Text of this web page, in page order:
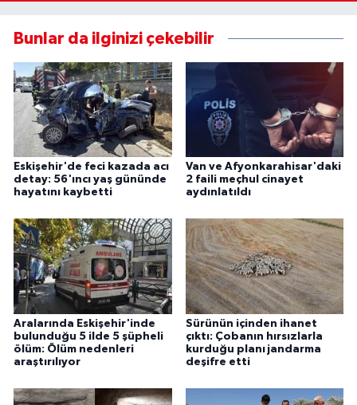
Bunlar da ilginizi çekebilir
Eskişehir'de feci kazada acı
detay: 56'ıncı yaş gününde
hayatını kaybetti
Van ve Afyonkarahisar'daki
2 faili meçhul cinayet
aydınlatıldı
Aralarında Eskişehir'inde
bulunduğu 5 ilde 5 şüpheli
ölüm: Ölüm nedenleri
araştırılıyor
Sürünün içinden ihanet
çıktı: Çobanın hırsızlarla
kurduğu planı jandarma
deşifre etti